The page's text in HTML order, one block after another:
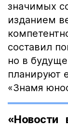
значимых
изданием
составил
но в
планируют
«Знамя
«Новости